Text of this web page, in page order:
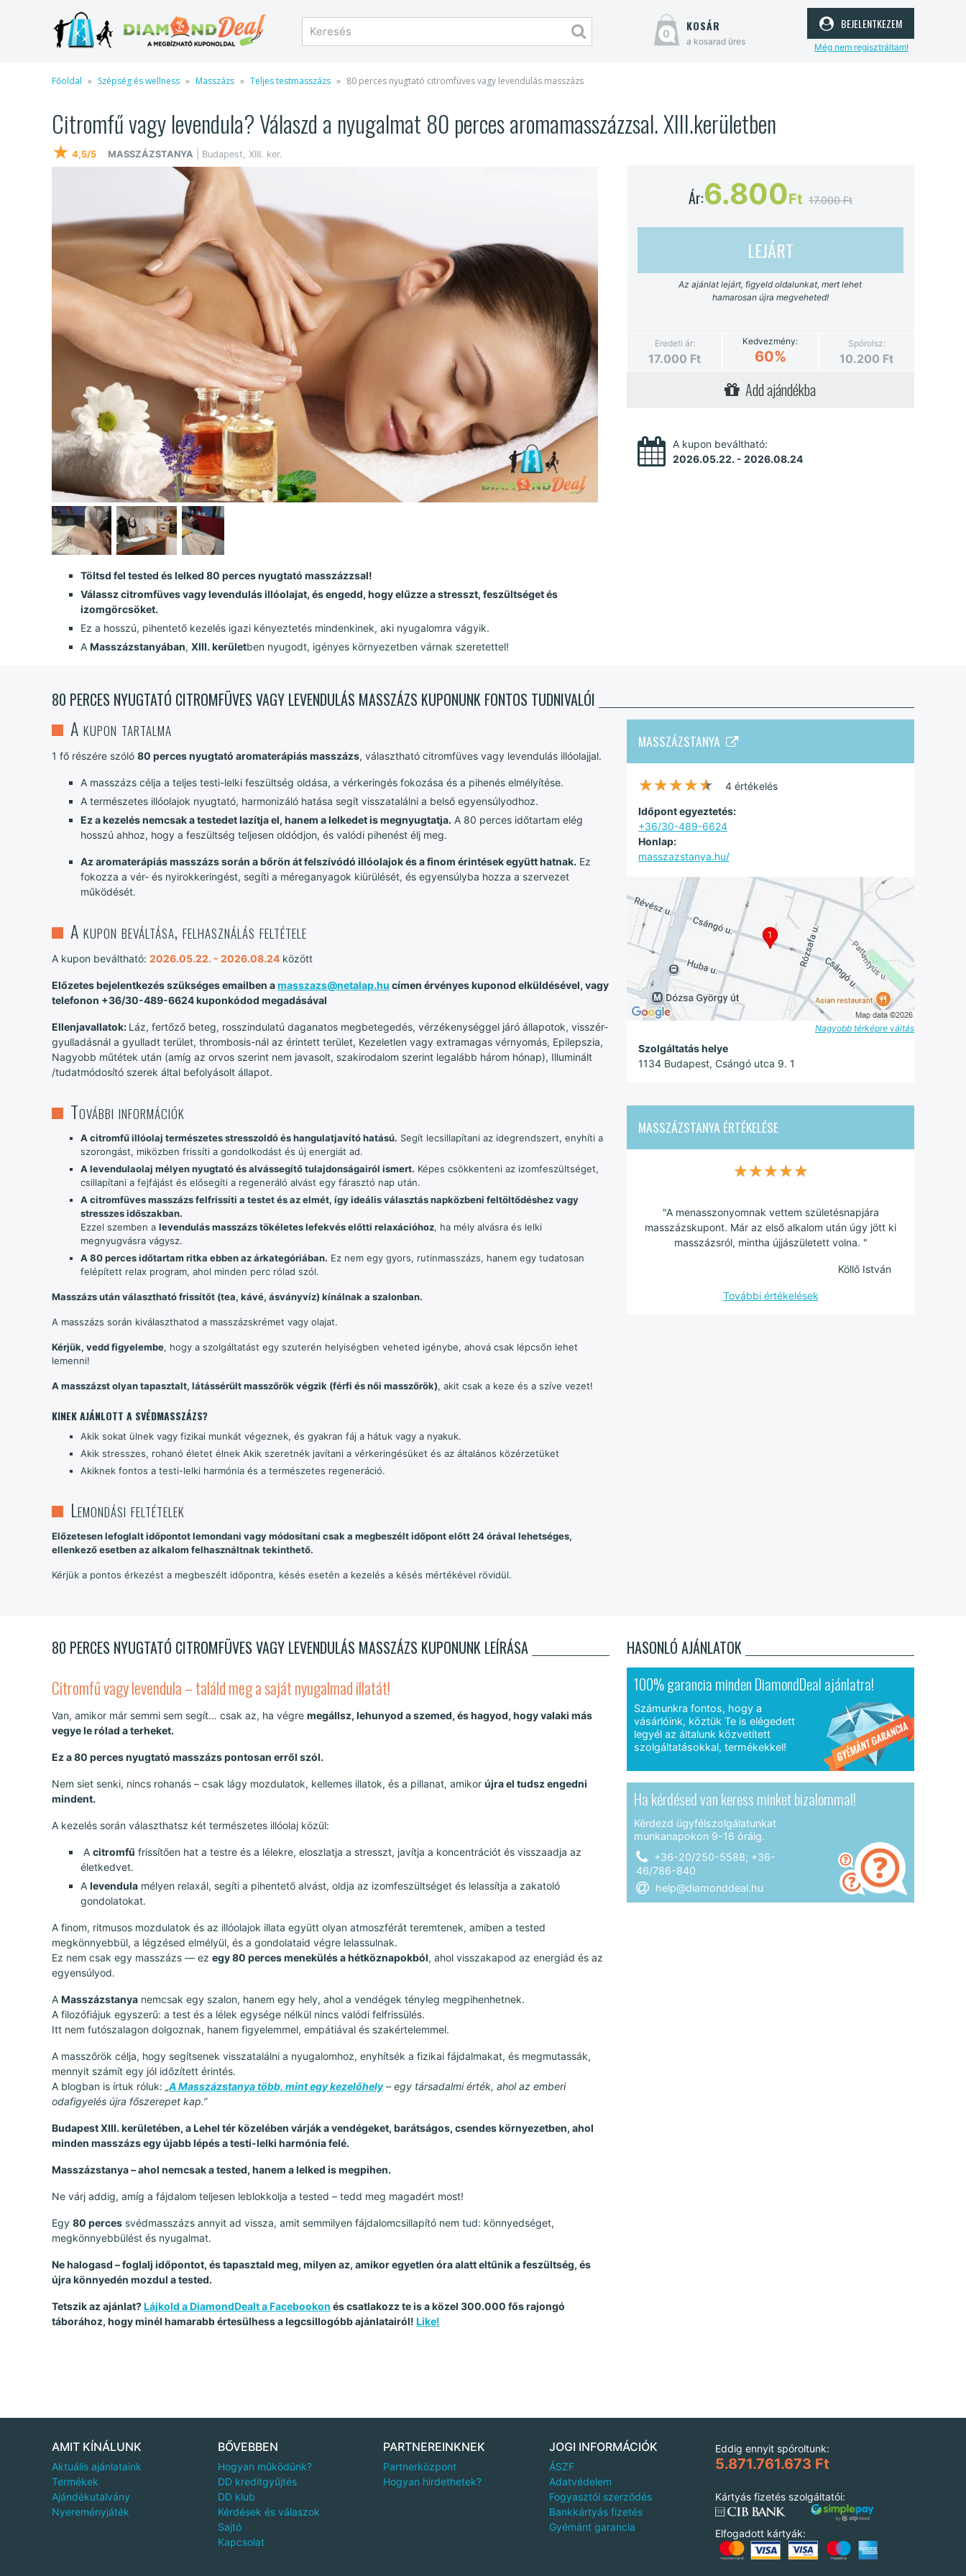
0 kosár
a kosarad üres
bejelentkezem
Még nem regisztráltam!
Főoldal Szépség és wellness Masszázs Teljes testmasszázs 80 perces nyugtató citromfüves vagy levendulás masszázs
Citromfű vagy levendula? Válaszd a nyugalmat 80 perces aromamasszázzsal. XIII.kerületben
★ 4,5/5 MASSZÁZSTANYA | Budapest, XIII. ker.
Töltsd fel tested és lelked 80 perces nyugtató masszázzsal!
Válassz citromfüves vagy levendulás illóolajat, és engedd, hogy elűzze a stresszt, feszültséget és
izomgörcsöket.
Ez a hosszú, pihentető kezelés igazi kényeztetés mindenkinek, aki nyugalomra vágyik.
A Masszázstanyában, XIII. kerületben nyugodt, igényes környezetben várnak szeretettel!
Ár:6.800Ft 17.000 Ft
LEJÁRT
Az ajánlat lejárt, figyeld oldalunkat, mert lehet
hamarosan újra megveheted!
Eredeti ár:
17.000 Ft
Kedvezmény:
60%
Spórolsz:
10.200 Ft
Add ajándékba
A kupon beváltható:
2026.05.22. - 2026.08.24
80 PERCES NYUGTATÓ CITROMFÜVES VAGY LEVENDULÁS MASSZÁZS KUPONUNK FONTOS TUDNIVALÓI
A kupon tartalma
1 fő részére szóló 80 perces nyugtató aromaterápiás masszázs, választható citromfüves vagy levendulás illóolajjal.
A masszázs célja a teljes testi-lelki feszültség oldása, a vérkeringés fokozása és a pihenés elmélyítése.
A természetes illóolajok nyugtató, harmonizáló hatása segít visszatalálni a belső egyensúlyodhoz.
Ez a kezelés nemcsak a testedet lazítja el, hanem a lelkedet is megnyugtatja. A 80 perces időtartam elég
hosszú ahhoz, hogy a feszültség teljesen oldódjon, és valódi pihenést élj meg.
Az aromaterápiás masszázs során a bőrön át felszívódó illóolajok és a finom érintések együtt hatnak. Ez
fokozza a vér- és nyirokkeringést, segíti a méreganyagok kiürülését, és egyensúlyba hozza a szervezet
működését.
A kupon beváltása, felhasználás feltétele
A kupon beváltható: 2026.05.22. - 2026.08.24 között
Előzetes bejelentkezés szükséges emailben amasszazs@netalap.hu címen érvényes kuponod elküldésével, vagy
telefonon +36/30-489-6624 kuponkódod megadásával
Ellenjavallatok: Láz, fertőző beteg, rosszindulatú daganatos megbetegedés, vérzékenységgel járó állapotok, visszér-
gyulladásnál a gyulladt terület, thrombosis-nál az érintett terület, Kezeletlen vagy extramagas vérnyomás, Epilepszia,
Nagyobb műtétek után (amíg az orvos szerint nem javasolt, szakirodalom szerint legalább három hónap), Illuminált
/tudatmódosító szerek által befolyásolt állapot.
További információk
A citromfű illóolaj természetes stresszoldó és hangulatjavító hatású. Segít lecsillapítani az idegrendszert, enyhíti a
szorongást, miközben frissíti a gondolkodást és új energiát ad.
A levendulaolaj mélyen nyugtató és alvássegítő tulajdonságairól ismert. Képes csökkenteni az izomfeszültséget,
csillapítani a fejfájást és elősegíti a regeneráló alvást egy fárasztó nap után.
A citromfüves masszázs felfrissíti a testet és az elmét, így ideális választás napközbeni feltöltődéshez vagy
stresszes időszakban.
Ezzel szemben a levendulás masszázs tökéletes lefekvés előtti relaxációhoz, ha mély alvásra és lelki
megnyugvásra vágysz.
A 80 perces időtartam ritka ebben az árkategóriában. Ez nem egy gyors, rutinmasszázs, hanem egy tudatosan
felépített relax program, ahol minden perc rólad szól.
Masszázs után választható frissítőt (tea, kávé, ásványvíz) kínálnak a szalonban.
A masszázs során kiválaszthatod a masszázskrémet vagy olajat.
Kérjük, vedd figyelembe, hogy a szolgáltatást egy szuterén helyiségben veheted igénybe, ahová csak lépcsőn lehet
lemenni!
A masszázst olyan tapasztalt, látássérült masszőrök végzik (férfi és női masszőrök), akit csak a keze és a szíve vezet!
KINEK AJÁNLOTT A SVÉDMASSZÁZS?
Akik sokat ülnek vagy fizikai munkát végeznek, és gyakran fáj a hátuk vagy a nyakuk.
Akik stresszes, rohanó életet élnek Akik szeretnék javítani a vérkeringésüket és az általános közérzetüket
Akiknek fontos a testi-lelki harmónia és a természetes regeneráció.
Lemondási feltételek
Előzetesen lefoglalt időpontot lemondani vagy módosítani csak a megbeszélt időpont előtt 24 órával lehetséges,
ellenkező esetben az alkalom felhasználtnak tekinthető.
Kérjük a pontos érkezést a megbeszélt időpontra, késés esetén a kezelés a késés mértékével rövidül.
MASSZÁZSTANYA
★★★★★
★★★★★ 4 értékelés
Időpont egyeztetés:
+36/30-489-6624
Honlap:
masszazstanya.hu/
Nagyobb térképre váltás
Szolgáltatás helye
1134 Budapest, Csángó utca 9. 1
MASSZÁZSTANYA ÉRTÉKELÉSE
★★★★★
★★★★★
"A menasszonyomnak vettem születésnapjára
masszázskupont. Már az első alkalom után úgy jött ki
masszázsról, mintha újjászületett volna. "
Köllő István
További értékelések
80 PERCES NYUGTATÓ CITROMFÜVES VAGY LEVENDULÁS MASSZÁZS KUPONUNK LEÍRÁSA
Citromfű vagy levendula – találd meg a saját nyugalmad illatát!
Van, amikor már semmi sem segít… csak az, ha végre megállsz, lehunyod a szemed, és hagyod, hogy valaki más
vegye le rólad a terheket.
Ez a 80 perces nyugtató masszázs pontosan erről szól.
Nem siet senki, nincs rohanás – csak lágy mozdulatok, kellemes illatok, és a pillanat, amikor újra el tudsz engedni
mindent.
A kezelés során választhatsz két természetes illóolaj közül:
A citromfű frissítően hat a testre és a lélekre, eloszlatja a stresszt, javítja a koncentrációt és visszaadja az
életkedvet.
A levendula mélyen relaxál, segíti a pihentető alvást, oldja az izomfeszültséget és lelassítja a zakatoló
gondolatokat.
A finom, ritmusos mozdulatok és az illóolajok illata együtt olyan atmoszférát teremtenek, amiben a tested
megkönnyebbül, a légzésed elmélyül, és a gondolataid végre lelassulnak.
Ez nem csak egy masszázs — ez egy 80 perces menekülés a hétköznapokból, ahol visszakapod az energiád és az
egyensúlyod.
A Masszázstanya nemcsak egy szalon, hanem egy hely, ahol a vendégek tényleg megpihenhetnek.
A filozófiájuk egyszerű: a test és a lélek egysége nélkül nincs valódi felfrissülés.
Itt nem futószalagon dolgoznak, hanem figyelemmel, empátiával és szakértelemmel.
A masszőrök célja, hogy segítsenek visszatalálni a nyugalomhoz, enyhítsék a fizikai fájdalmakat, és megmutassák,
mennyit számít egy jól időzített érintés.
A blogban is írtuk róluk: „A Masszázstanya több, mint egy kezelőhely– egy társadalmi érték, ahol az emberi
odafigyelés újra főszerepet kap.”
Budapest XIII. kerületében, a Lehel tér közelében várják a vendégeket, barátságos, csendes környezetben, ahol
minden masszázs egy újabb lépés a testi-lelki harmónia felé.
Masszázstanya – ahol nemcsak a tested, hanem a lelked is megpihen.
Ne várj addig, amíg a fájdalom teljesen leblokkolja a tested – tedd meg magadért most!
Egy 80 perces svédmasszázs annyit ad vissza, amit semmilyen fájdalomcsillapító nem tud: könnyedséget,
megkönnyebbülést és nyugalmat.
Ne halogasd – foglalj időpontot, és tapasztald meg, milyen az, amikor egyetlen óra alatt eltűnik a feszültség, és
újra könnyedén mozdul a tested.
Tetszik az ajánlat?Lájkold a DiamondDealt a Facebookon és csatlakozz te is a közel 300.000 fős rajongó
táborához, hogy minél hamarabb értesülhess a legcsillogóbb ajánlatairól! Like!
HASONLÓ AJÁNLATOK
100% garancia minden DiamondDeal ajánlatra!
Számunkra fontos, hogy a
vásárlóink, köztük Te is elégedett
legyél az általunk közvetített
szolgáltatásokkal, termékekkel!
Ha kérdésed van keress minket bizalommal!
Kérdezd ügyfélszolgálatunkat
munkanapokon 9-16 óráig.
+36-20/250-5588; +36-
46/786-840
help@diamonddeal.hu
AMIT KÍNÁLUNK
Aktuális ajánlataink
Termékek
Ajándékutalvány
Nyereményjáték
BŐVEBBEN
Hogyan működünk?
DD kreditgyűjtés
DD klub
Kérdések és válaszok
Sajtó
Kapcsolat
PARTNEREINKNEK
Partnerközpont
Hogyan hirdethetek?
JOGI INFORMÁCIÓK
ÁSZF
Adatvédelem
Fogyasztói szerződés
Bankkártyás fizetés
Gyémánt garancia
Eddig ennyit spóroltunk:
5.871.761.673 Ft
Kártyás fizetés szolgáltatói:
Elfogadott kártyák: